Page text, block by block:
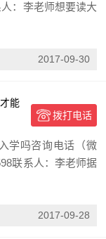
：李老师想要读大
2017-09-30
能
拨打电话
学吗咨询电话（微
联系人：李老师据
2017-09-28